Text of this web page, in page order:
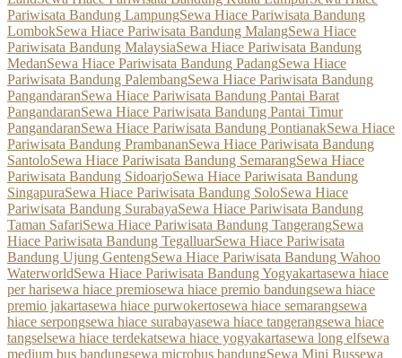
Pariwisata Bandung LampungSewa Hiace Pariwisata Bandung
LombokSewa Hiace Pariwisata Bandung MalangSewa Hiace
Pariwisata Bandung MalaysiaSewa Hiace Pariwisata Bandung
MedanSewa Hiace Pariwisata Bandung PadangSewa Hiace
Pariwisata Bandung PalembangSewa Hiace Pariwisata Bandung
PangandaranSewa Hiace Pariwisata Bandung Pantai Barat
PangandaranSewa Hiace Pariwisata Bandung Pantai Timur
PangandaranSewa Hiace Pariwisata Bandung PontianakSewa Hiace
Pariwisata Bandung PrambananSewa Hiace Pariwisata Bandung
SantoloSewa Hiace Pariwisata Bandung SemarangSewa Hiace
Pariwisata Bandung SidoarjoSewa Hiace Pariwisata Bandung
SingapuraSewa Hiace Pariwisata Bandung SoloSewa Hiace
Pariwisata Bandung SurabayaSewa Hiace Pariwisata Bandung
Taman SafariSewa Hiace Pariwisata Bandung TangerangSewa
Hiace Pariwisata Bandung TegalluarSewa Hiace Pariwisata
Bandung Ujung GentengSewa Hiace Pariwisata Bandung Wahoo
WaterworldSewa Hiace Pariwisata Bandung Yogyakartasewa hiace
per harisewa hiace premiosewa hiace premio bandungsewa hiace
premio jakartasewa hiace purwokertosewa hiace semarangsewa
hiace serpongsewa hiace surabayasewa hiace tangerangsewa hiace
tangselsewa hiace terdekatsewa hiace yogyakartasewa long elfsewa
medium bus bandungsewa microbus bandungSewa Mini Bussewa